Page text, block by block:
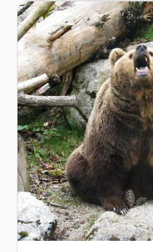
Zur Detailseite von